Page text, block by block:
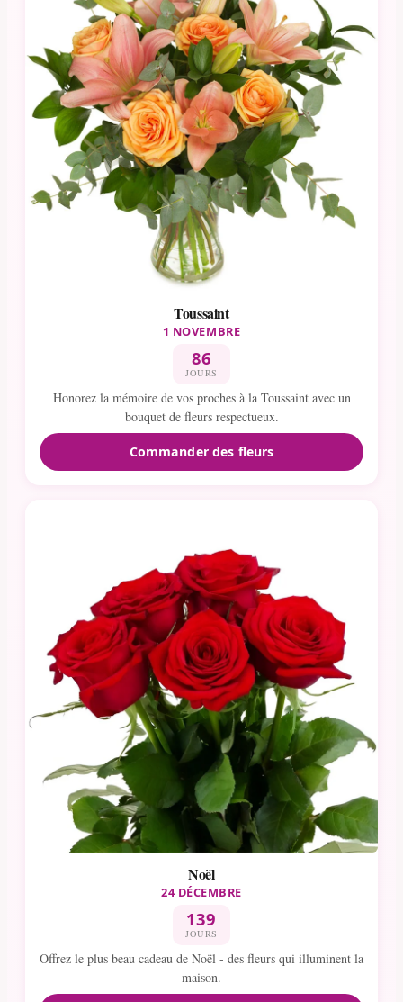
Toussaint
1 NOVEMBRE
86
JOURS
Honorez la mémoire de vos proches à la Toussaint avec un
bouquet de fleurs respectueux.
Commander des fleurs
Noël
24 DÉCEMBRE
139
JOURS
Offrez le plus beau cadeau de Noël - des fleurs qui illuminent la
maison.